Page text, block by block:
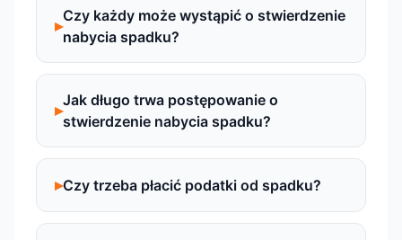
Czy każdy może wystąpić o stwierdzenie
nabycia spadku?
Jak długo trwa postępowanie o
stwierdzenie nabycia spadku?
Czy trzeba płacić podatki od spadku?